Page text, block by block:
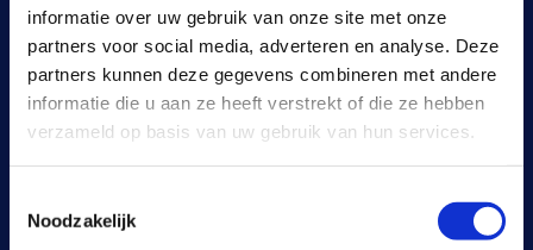
informatie over uw gebruik van onze site met onze
partners voor social media, adverteren en analyse. Deze
partners kunnen deze gegevens combineren met andere
informatie die u aan ze heeft verstrekt of die ze hebben
verzameld op basis van uw gebruik van hun services.
Noodzakelijk
contact@climatechnics.be
BE0776569429
Openingsuren